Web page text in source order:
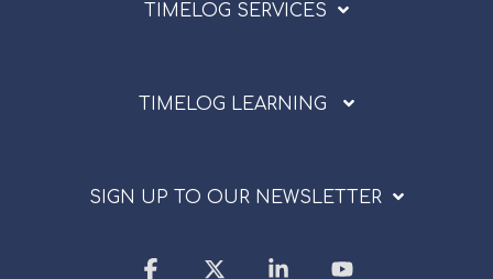
TIMELOG SERVICES
TIMELOG LEARNING
SIGN UP TO OUR NEWSLETTER
Facebook Linkedin